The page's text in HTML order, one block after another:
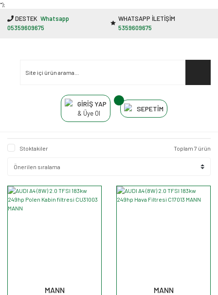
"');
DESTEK Whatsapp
05359609675
WHATSAPP İLETİŞİM
5359609675
GİRİŞ YAP
& Üye Ol
SEPETİM
Stoktakiler Toplam 7 ürün
MANN MANN